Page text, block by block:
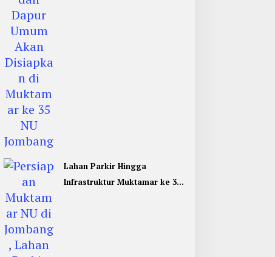
Lahan Parkir Hingga
Infrastruktur Muktamar ke 35